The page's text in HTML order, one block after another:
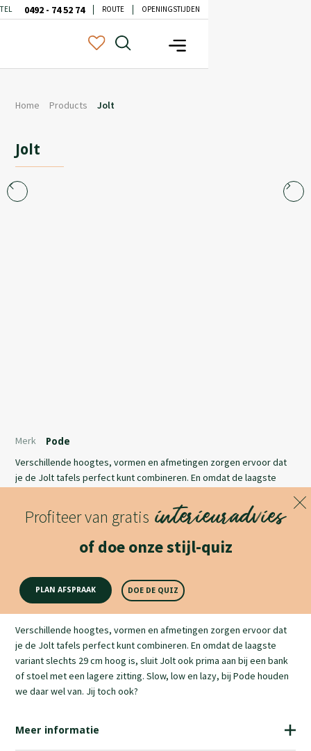
TEL 0492 - 74 52 74 ROUTE OPENINGSTIJDEN
Home Products Jolt
Jolt
Verschillende hoogtes, vormen en afmetingen zorgen ervoor dat
je de Jolt tafels perfect kunt combineren. En omdat de laagste
of stoel met een lagere zitting. Slow, low en lazy, bij Pode houden
we daar wel van. Jij toch ook?
Lees meer
Merk Pode
Profiteer van gratis interieuradvies
of doe onze stijl-quiz
PLAN AFSPRAAK DOE DE QUIZ
Productomschrijving
Verschillende hoogtes, vormen en afmetingen zorgen ervoor dat
je de Jolt tafels perfect kunt combineren. En omdat de laagste
variant slechts 29 cm hoog is, sluit Jolt ook prima aan bij een bank
of stoel met een lagere zitting. Slow, low en lazy, bij Pode houden
we daar wel van. Jij toch ook?
Meer informatie